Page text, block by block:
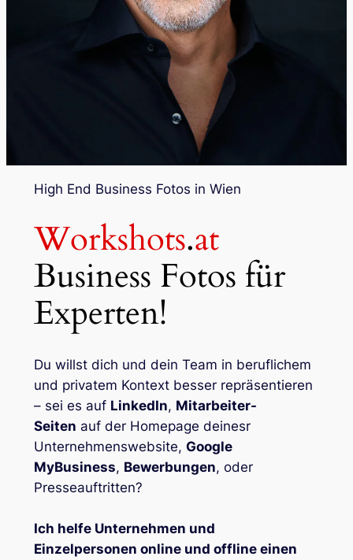
High End Business Fotos in Wien
Workshots.at
Business Fotos für
Experten!
Du willst dich und dein Team in beruflichem
und privatem Kontext besser repräsentieren
– sei es auf LinkedIn, Mitarbeiter-
Seiten auf der Homepage deinesr
Unternehmenswebsite, Google
MyBusiness, Bewerbungen, oder
Presseauftritten?
Ich helfe Unternehmen und
Einzelpersonen online und offline einen